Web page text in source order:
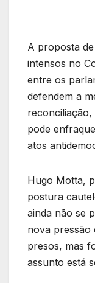
A proposta
intensos no
entre os
defendem a
pode
atos
Hugo Motta,
postura
ainda não se
nova pressão
presos, mas
assunto está